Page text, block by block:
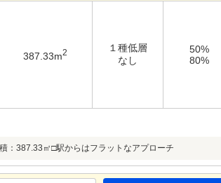
387.33m2
１種低層
なし
50%
80%
：387.33㎡□駅からはフラットなアプローチ